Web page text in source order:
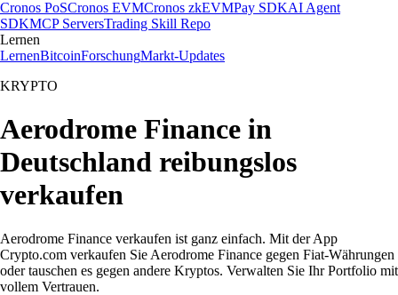
Cronos PoSCronos EVMCronos zkEVMPay SDKAI Agent
SDKMCP ServersTrading Skill Repo
Lernen
LernenBitcoinForschungMarkt-Updates
KRYPTO
Aerodrome Finance in
Deutschland reibungslos
verkaufen
Aerodrome Finance verkaufen ist ganz einfach. Mit der App
Crypto.com verkaufen Sie Aerodrome Finance gegen Fiat-Währungen
oder tauschen es gegen andere Kryptos. Verwalten Sie Ihr Portfolio mit
vollem Vertrauen.